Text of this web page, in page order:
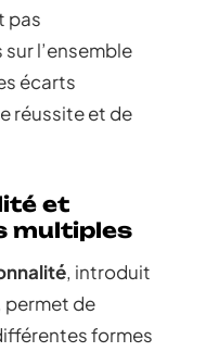
pas
l’ensemble
écarts
réussite et de
et
multiples
, introduit
permet de
formes